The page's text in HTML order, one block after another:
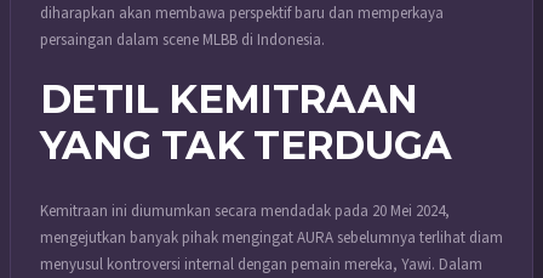
diharapkan akan membawa perspektif baru dan memperkaya
persaingan dalam scene MLBB di Indonesia.
DETIL KEMITRAAN
YANG TAK TERDUGA
Kemitraan ini diumumkan secara mendadak pada 20 Mei 2024,
mengejutkan banyak pihak mengingat AURA sebelumnya terlihat diam
menyusul kontroversi internal dengan pemain mereka, Yawi. Dalam